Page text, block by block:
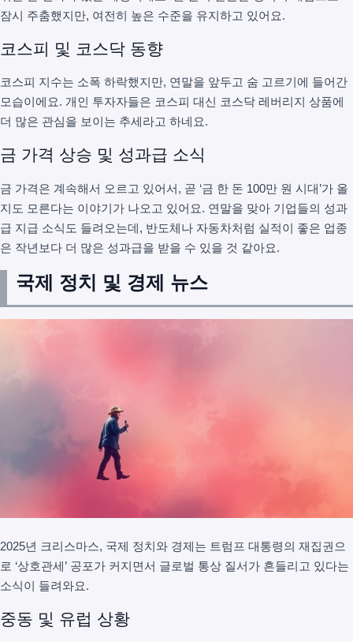
잠시 주춤했지만, 여전히 높은 수준을 유지하고 있어요.
코스피 및 코스닥 동향
코스피 지수는 소폭 하락했지만, 연말을 앞두고 숨 고르기에 들어간
모습이에요. 개인 투자자들은 코스피 대신 코스닥 레버리지 상품에
더 많은 관심을 보이는 추세라고 하네요.
금 가격 상승 및 성과급 소식
금 가격은 계속해서 오르고 있어서, 곧 ‘금 한 돈 100만 원 시대’가 올
지도 모른다는 이야기가 나오고 있어요. 연말을 맞아 기업들의 성과
급 지급 소식도 들려오는데, 반도체나 자동차처럼 실적이 좋은 업종
은 작년보다 더 많은 성과급을 받을 수 있을 것 같아요.
국제 정치 및 경제 뉴스
2025년 크리스마스, 국제 정치와 경제는 트럼프 대통령의 재집권으
로 ‘상호관세’ 공포가 커지면서 글로벌 통상 질서가 흔들리고 있다는
소식이 들려와요.
중동 및 유럽 상황